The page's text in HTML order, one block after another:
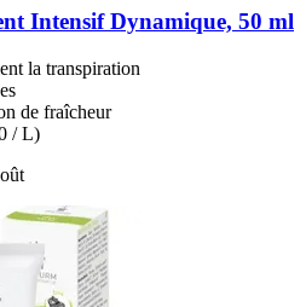
Intensif Dynamique, 50 ml
la transpiration
de fraîcheur
/ L)